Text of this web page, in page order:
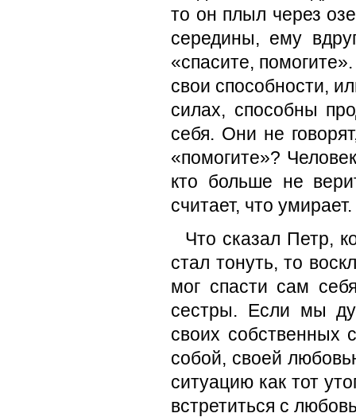
то он плыл через
середины, ему
«спасите,
свои способности,
силах, способны
себя. Они не
«помогите»?
кто больше не
считает, что умирает.
Что сказал Петр,
стал тонуть, то
мог спасти сам
сестры. Если мы
своих собственных
собой, своей
ситуацию как тот
встретиться с